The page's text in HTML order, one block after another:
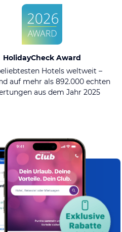
HolidayCheck Award
Hotels weltweit –
auf mehr als 892.000 echten
aus dem Jahr 2025